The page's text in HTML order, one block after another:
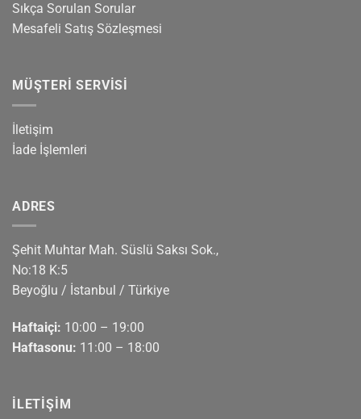
Sıkça Sorulan Sorular
Mesafeli Satış Sözleşmesi
MÜŞTERI SERVISI
İletişim
İade İşlemleri
ADRES
Şehit Muhtar Mah. Süslü Saksı Sok.,
No:18 K:5
Beyoğlu / İstanbul / Türkiye
Haftaiçi: 10:00 – 19:00
Haftasonu: 11:00 – 18:00
İLETIŞIM